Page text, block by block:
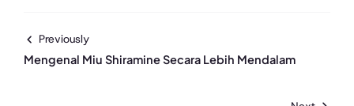
Previously
Mengenal Miu Shiramine Secara Lebih Mendalam